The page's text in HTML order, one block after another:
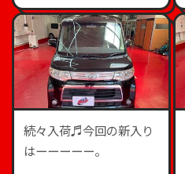
続々入荷♬今回の新入り
はーーーーー。